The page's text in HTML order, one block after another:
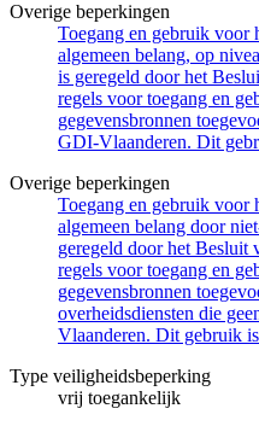
Overige beperkingen
Toegang en gebruik voor
algemeen belang, op
is geregeld door het
regels voor toegang en
gegevensbronnen
GDI-Vlaanderen. Dit
Overige beperkingen
Toegang en gebruik voor
algemeen belang door
geregeld door het Besluit
regels voor toegang en
gegevensbronnen
overheidsdiensten die
Vlaanderen. Dit gebruik
Type veiligheidsbeperking
vrij toegankelijk